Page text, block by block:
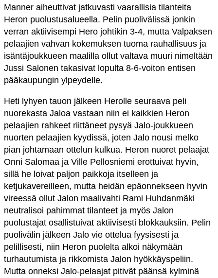
Manner aiheuttivat jatkuvasti vaarallisia tilanteita
Heron puolustusalueella. Pelin puolivälissä jonkin
verran aktiivisempi Hero johtikin 3-4, mutta Valpaksen
pelaajien vahvan kokemuksen tuoma rauhallisuus ja
isäntäjoukkueen maalilla ollut valtava muuri nimeltään
Jussi Salonen takasivat lopulta 8-6-voiton entisen
pääkaupungin ylpeydelle.
Heti lyhyen tauon jälkeen Herolle seuraava peli
nuorekasta Jaloa vastaan niin ei kaikkien Heron
pelaajien rahkeet riittäneet pysyä Jalo-joukkueen
nuorten pelaajien kyydissä, joten Jalo nousi melko
pian johtamaan ottelun kulkua. Heron nuoret pelaajat
Onni Salomaa ja Ville Pellosniemi erottuivat hyvin,
sillä he loivat paljon paikkoja itselleen ja
ketjukavereilleen, mutta heidän epäonnekseen hyvin
vireessä ollut Jalon maalivahti Rami Huhdanmäki
neutralisoi pahimmat tilanteet ja myös Jalon
puolustajat osallistuivat aktiivisesti blokkauksiin. Pelin
puolivälin jälkeen Jalo vie ottelua fyysisesti ja
pelillisesti, niin Heron puolelta alkoi näkymään
turhautumista ja rikkomista Jalon hyökkäyspeliin.
Mutta onneksi Jalo-pelaajat pitivät päänsä kylminä